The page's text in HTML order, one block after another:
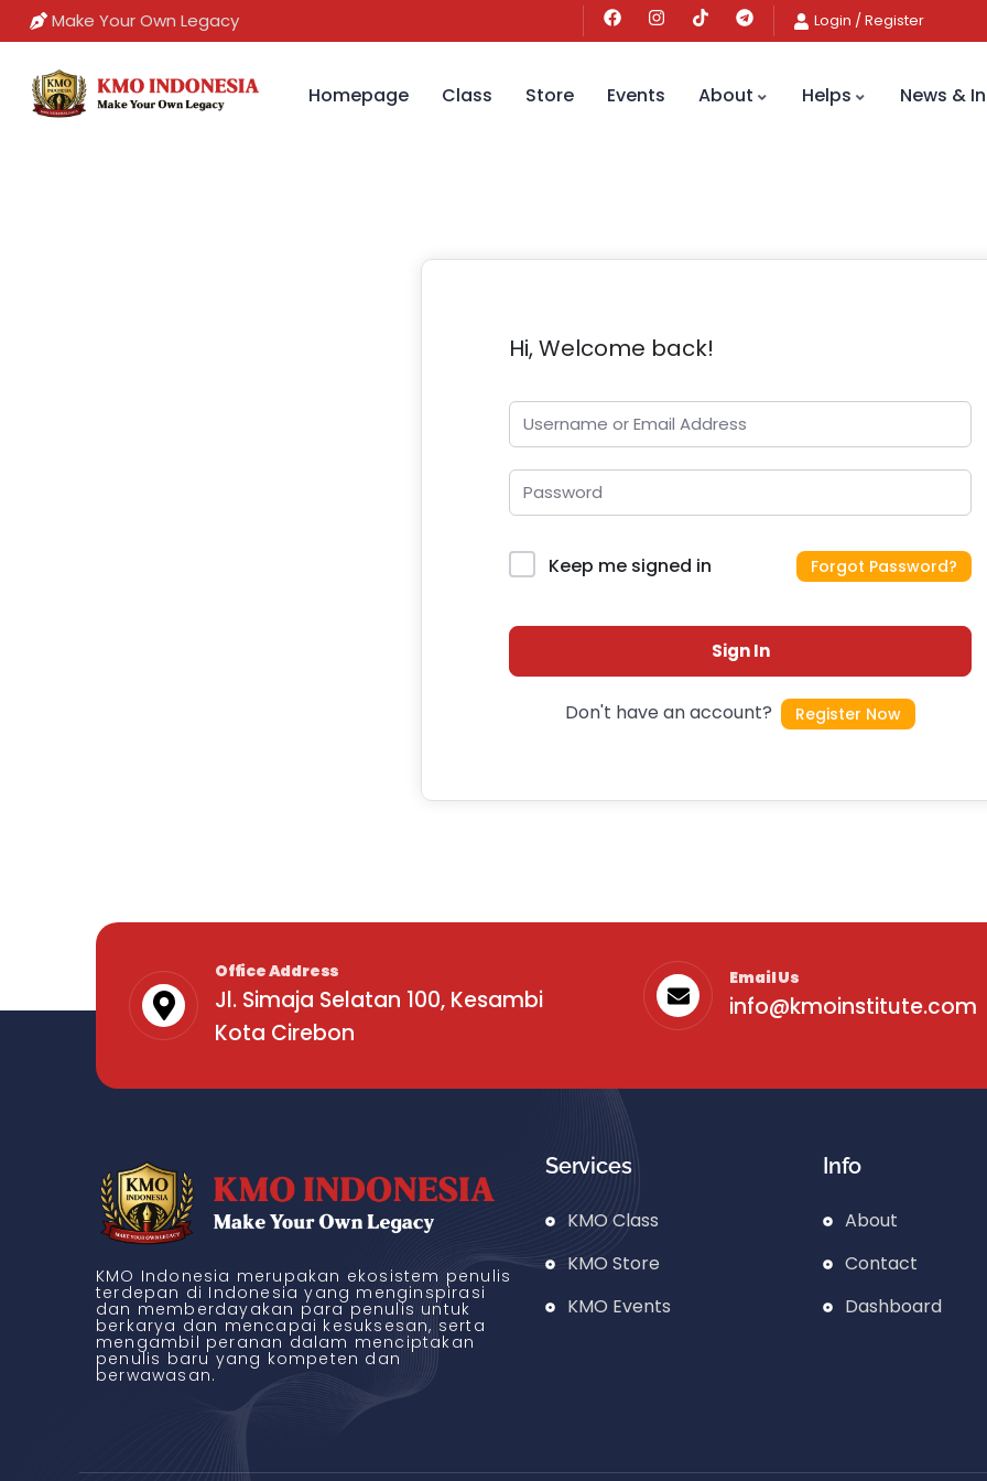
Make Your Own Legacy Login /Register
Homepage Class Store Events About Helps News &
Hi, Welcome back!
Keep me signed in Forgot Password?
Sign In
Don't have an account? Register Now
Office Address
Jl. Simaja Selatan 100, Kesambi
Kota Cirebon
Email Us
info@kmoinstitute.com
KMO Indonesia merupakan ekosistem penulis
terdepan di Indonesia yang menginspirasi
dan memberdayakan para penulis untuk
berkarya dan mencapai kesuksesan, serta
mengambil peranan dalam menciptakan
penulis baru yang kompeten dan
berwawasan.
Services
KMO Class
KMO Store
KMO Events
Info
About
Contact
Dashboard